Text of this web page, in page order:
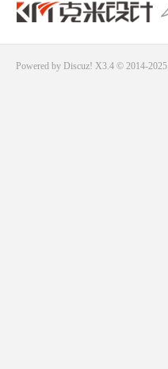
Powered by Discuz! X3.4 © 2014-2025